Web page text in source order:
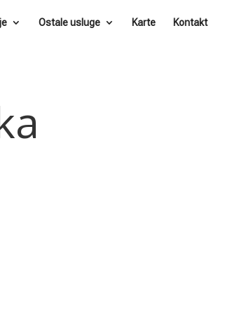
Ostale usluge Karte Kontakt